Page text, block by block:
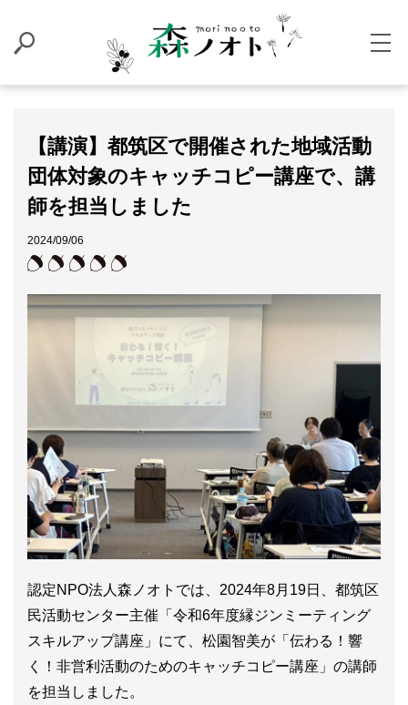
【講演】都筑区で開催された地域活動
団体対象のキャッチコピー講座で、講
師を担当しました
2024/09/06
認定NPO法人森ノオトでは、2024年8月19日、都筑区
民活動センター主催「令和6年度縁ジンミーティング
スキルアップ講座」にて、松園智美が「伝わる！響
く！非営利活動のためのキャッチコピー講座」の講師
を担当しました。